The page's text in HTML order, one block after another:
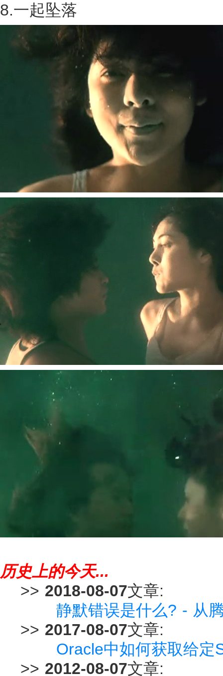
8.一起坠落
历史上的今天...
>> 2018-08-07文章:
静默错误是什么? - 从
>> 2017-08-07文章:
Oracle中如何获取给
>> 2012-08-07文章: